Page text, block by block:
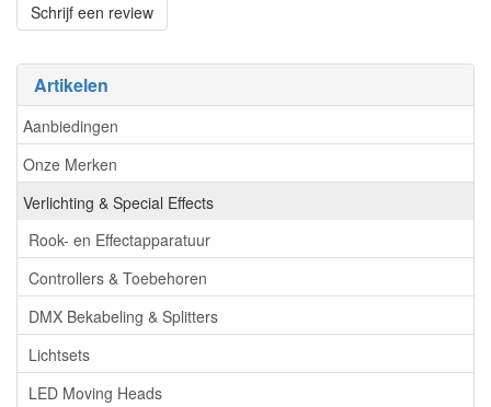
Artikelen
Aanbiedingen
Onze Merken
Verlichting & Special Effects
Rook- en Effectapparatuur
Controllers & Toebehoren
DMX Bekabeling & Splitters
Lichtsets
LED Moving Heads
Schrijf een review